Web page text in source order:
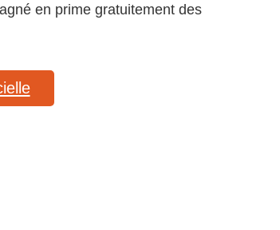
en prime gratuitement des